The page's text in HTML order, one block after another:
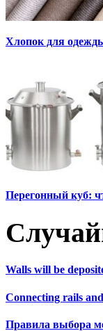
Хлопок для
Перегонный куб:
Walls will be
Connecting rails and
Правила выбора